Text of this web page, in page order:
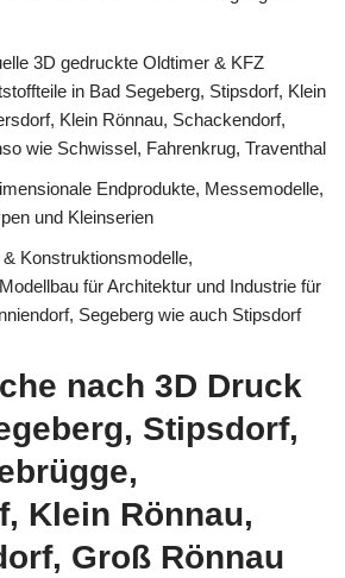
3D gedruckte Oldtimer & KFZ
in Bad Segeberg, Stipsdorf, Klein
Klein Rönnau, Schackendorf,
wie Schwissel, Fahrenkrug, Traventhal
Endprodukte, Messemodelle,
und Kleinserien
Konstruktionsmodelle,
für Architektur und Industrie für
Segeberg wie auch Stipsdorf
nach 3D Druck
Stipsdorf,
Klein Rönnau,
Groß Rönnau